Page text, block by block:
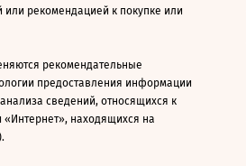
рекомендацией к покупке или
рекомендательные
предоставления информации
сведений, относящихся к
«Интернет», находящихся на